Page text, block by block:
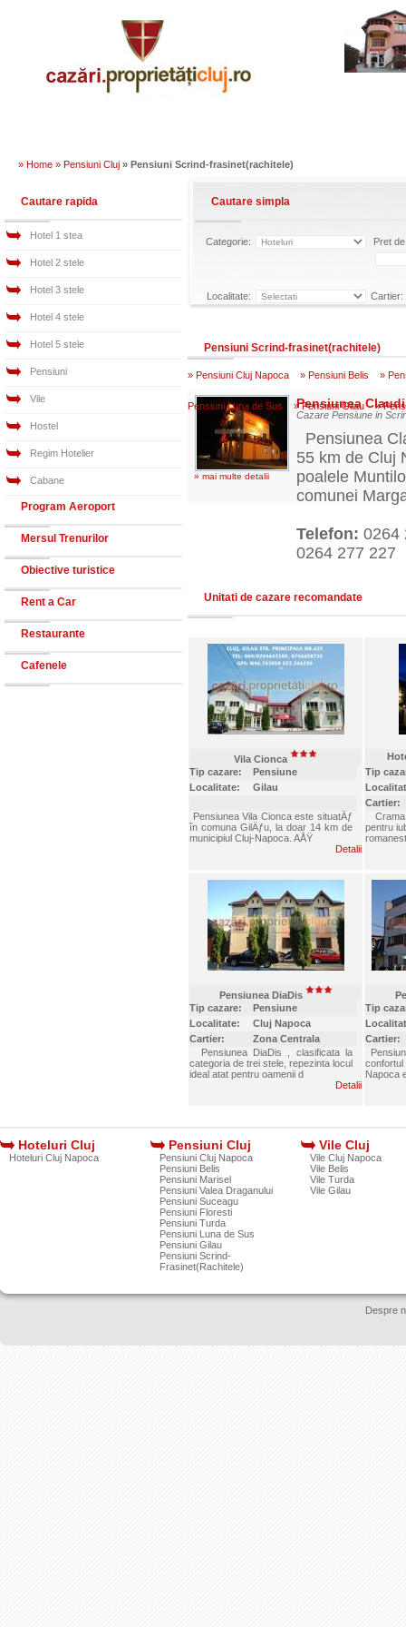
» Home » Pensiuni Cluj » Pensiuni Scrind-frasinet(rachitele)
Cautare rapida
Hotel 1 stea
Hotel 2 stele
Hotel 3 stele
Hotel 4 stele
Hotel 5 stele
Pensiuni
Vile
Hostel
Regim Hotelier
Cabane
Program Aeroport
Mersul Trenurilor
Obiective turistice
Rent a Car
Restaurante
Cafenele
Cautare simpla
Categorie: Pret
Localitate: Cartier:
Pensiuni Scrind-frasinet(rachitele)
» Pensiuni Cluj Napoca » Pensiuni Belis »
Pensiuni Luna de Sus »Pensiuni Gilau»
» mai multe detalii
Pensiunea
Cazare Pensiune in
Pensiunea
55 km de Cluj
poalele
comunei
Telefon:
0264 277 227
Unitati de cazare recomandate
Vila Cionca
Tip cazare:
Pensiune
Localitate:
Gilau
Pensiunea Vila Cionca este situatÄƒ
în comuna GilÄƒu, la doar 14 km de
municipiul Cluj-Napoca. AÅŸ
Detalii
Tip
Cartier:
Crama
pentru
Pensiunea DiaDis
Tip cazare:
Pensiune
Localitate:
Cluj Napoca
Cartier:
Zona Centrala
Pensiunea DiaDis , clasificata la
categoria de trei stele, repezinta locul
ideal atat pentru oamenii d
Detalii
Tip
Cartier:
Napoca
Hoteluri Cluj
Hoteluri Cluj Napoca
Pensiuni Cluj
Pensiuni Cluj Napoca
Pensiuni Belis
Pensiuni Marisel
Pensiuni Valea Draganului
Pensiuni Suceagu
Pensiuni Floresti
Pensiuni Turda
Pensiuni Luna de Sus
Pensiuni Gilau
Pensiuni Scrind-
Frasinet(Rachitele)
Vile Cluj
Vile Cluj Napoca
Vile Belis
Vile Turda
Vile Gilau
Despre